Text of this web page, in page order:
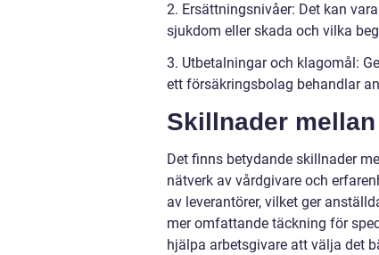
2. Ersättningsnivåer: Det kan
sjukdom eller skada och vilka
3. Utbetalningar och klagomål:
ett försäkringsbolag behandlar
Skillnader
Det finns betydande skillnader
nätverk av vårdgivare och
av leverantörer, vilket ger
mer omfattande täckning för
hjälpa arbetsgivare att välja det